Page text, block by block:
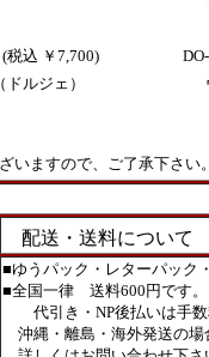
税込 ￥7,700)
ルジェ）
いますので、ご了承下さい。
配送・送料について
■ゆうパック・レターパック
■全国一律 送料600円です。
代引き・NP後払いは手数
沖縄・離島・海外発送の場